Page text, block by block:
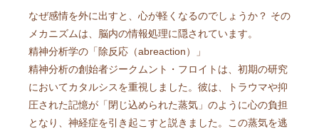
なぜ感情を外に出すと、心が軽くなるのでしょうか？ その
メカニズムは、脳内の情報処理に隠されています。
精神分析学の「除反応（abreaction）」
精神分析の創始者ジークムント・フロイトは、初期の研究
においてカタルシスを重視しました。彼は、トラウマや抑
圧された記憶が「閉じ込められた蒸気」のように心の負担
となり、神経症を引き起こすと説きました。この蒸気を逃